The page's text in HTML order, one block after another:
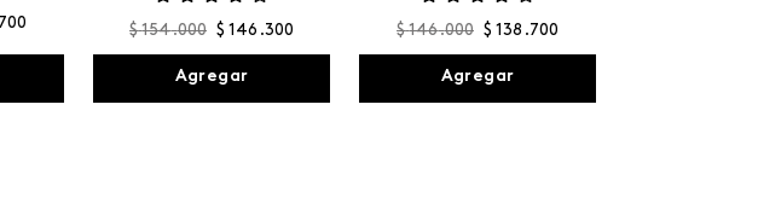
700 $ 154.000 $ 146 .300
Agregar
$ 146.000 $ 138 .700
Agregar